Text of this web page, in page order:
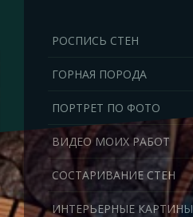
содержимомуРОСПИСЬ СТЕН
ГОРНАЯ ПОРОДА
ПОРТРЕТ ПО ФОТО
ВИДЕО МОИХ РАБОТ
СОСТАРИВАНИЕ СТЕН
ИНТЕРЬЕРНЫЕ КАРТИНЫ